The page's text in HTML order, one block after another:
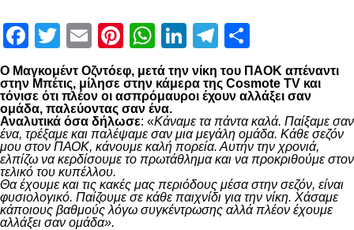
Facebook
Twitter
EmailPinterest
WhatsApp
LinkedIn
Telegram
Ο Μαγκομέντ Οζντόεφ, μετά την νίκη του ΠΑΟΚ απέναντι
στην Μπέτις, μίλησε στην κάμερα της Cosmote TV και
τόνισε ότι πλέον οι ασπρόμαυροι έχουν αλλάξει σαν
ομάδα, παλεύοντας σαν ένα.
Αναλυτικά όσα δήλωσε: «Κάναμε τα πάντα καλά. Παίξαμε σαν
ένα, τρέξαμε και παλέψαμε σαν μια μεγάλη ομάδα. Κάθε σεζόν
μου στον ΠΑΟΚ, κάνουμε καλή πορεία. Αυτήν την χρονιά,
ελπίζω να κερδίσουμε το πρωτάθλημα και να προκριθούμε στον
τελικό του κυπέλλου.
Θα έχουμε και τις κακές μας περιόδους μέσα στην σεζόν, είναι
φυσιολογικό. Παίζουμε σε κάθε παιχνίδι για την νίκη. Χάσαμε
κάποιους βαθμούς λόγω συγκέντρωσης αλλά πλέον έχουμε
αλλάξει σαν ομάδα».